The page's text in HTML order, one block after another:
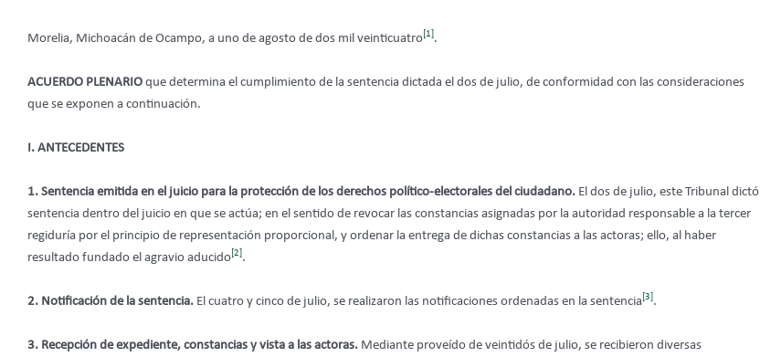
Morelia, Michoacán de Ocampo, a uno de agosto de dos mil veinticuatro [1] .
ACUERDO PLENARIO que determina el cumplimiento de la sentencia dictada el dos de julio, de conformidad con las consideraciones
que se exponen a continuación.
I. ANTECEDENTES
1. Sentencia emitida en el juicio para la protección de los derechos político-electorales del ciudadano. El dos de julio, este Tribunal dictó
sentencia dentro del juicio en que se actúa; en el sentido de revocar las constancias asignadas por la autoridad responsable a la tercer
regiduría por el principio de representación proporcional, y ordenar la entrega de dichas constancias a las actoras; ello, al haber
resultado fundado el agravio aducido [2] .
2. Notificación de la sentencia. El cuatro y cinco de julio, se realizaron las notificaciones ordenadas en la sentencia [3] .
3. Recepción de expediente, constancias y vista a las actoras. Mediante proveído de veintidós de julio, se recibieron diversas